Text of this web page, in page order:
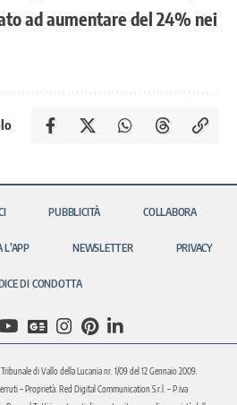
ad aumentare del 24% nei
PUBBLICITÀ COLLABORA
L’APP NEWSLETTER PRIVACY
DI CONDOTTA
di Vallo della Lucania nr. 1/09 del 12 Gennaio 2009.
– Proprietà: Red Digital Communication S.r.l. – P.iva